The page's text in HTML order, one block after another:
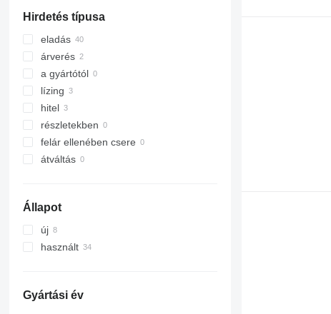
Hirdetés típusa
eladás
árverés
a gyártótól
lízing
hitel
részletekben
felár ellenében csere
átváltás
Állapot
új
használt
Gyártási év